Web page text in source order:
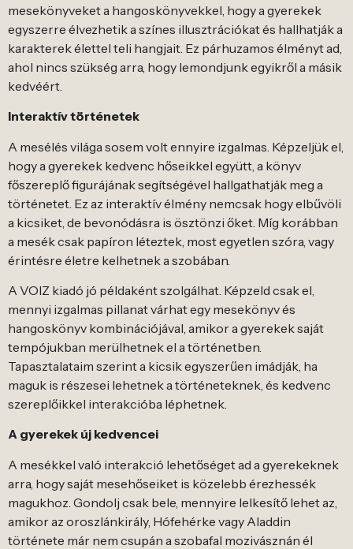
mesekönyveket a hangoskönyvekkel, hogy a gyerekek
egyszerre élvezhetik a színes illusztrációkat és hallhatják a
karakterek élettel teli hangjait. Ez párhuzamos élményt ad,
ahol nincs szükség arra, hogy lemondjunk egyikről a másik
kedvéért.
Interaktív történetek
A mesélés világa sosem volt ennyire izgalmas. Képzeljük el,
hogy a gyerekek kedvenc hőseikkel együtt, a könyv
főszereplő figurájának segítségével hallgathatják meg a
történetet. Ez az interaktív élmény nemcsak hogy elbűvöli
a kicsiket, de bevonódásra is ösztönzi őket. Míg korábban
a mesék csak papíron léteztek, most egyetlen szóra, vagy
érintésre életre kelhetnek a szobában.
A VOIZ kiadó jó példaként szolgálhat. Képzeld csak el,
mennyi izgalmas pillanat várhat egy mesekönyv és
hangoskönyv kombinációjával, amikor a gyerekek saját
tempójukban merülhetnek el a történetben.
Tapasztalataim szerint a kicsik egyszerűen imádják, ha
maguk is részesei lehetnek a történeteknek, és kedvenc
szereplőikkel interakcióba léphetnek.
A gyerekek új kedvencei
A mesékkel való interakció lehetőséget ad a gyerekeknek
arra, hogy saját mesehőseiket is közelebb érezhessék
magukhoz. Gondolj csak bele, mennyire lelkesítő lehet az,
amikor az oroszlánkirály, Hófehérke vagy Aladdin
története már nem csupán a szobafal mozivásznán él